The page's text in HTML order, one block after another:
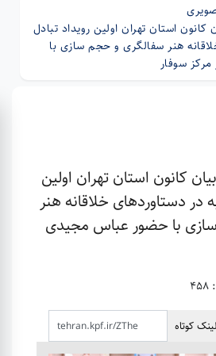
استان تهران اولین رویداد تبادل
هنر سفالگری و حجم سازی با
سوفار
کانون استان تهران اولین
در دستاوردهای خلاقانه هنر
با حضور عباس مجیدی
کوتاه